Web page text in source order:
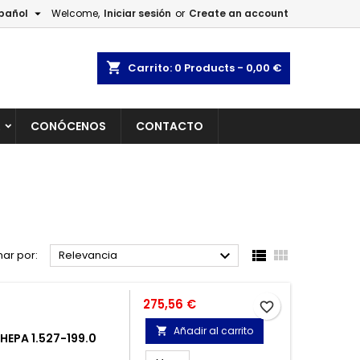
Welcome, Iniciar sesión or Create an account

shopping_cart Carrito: 0 Products - 0,00 €
CONÓCENOS CONTACTO
por: Relevancia   
1.527-199.0
Precio
275,56 €
 Añadir al carrito
favorite_border